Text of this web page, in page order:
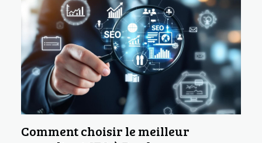
Comment choisir le meilleur